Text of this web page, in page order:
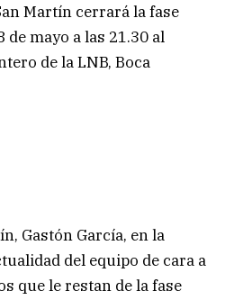
Martín cerrará la fase
mayo a las 21.30 al
de la LNB, Boca
Gastón García, en la
del equipo de cara a
que le restan de la fase